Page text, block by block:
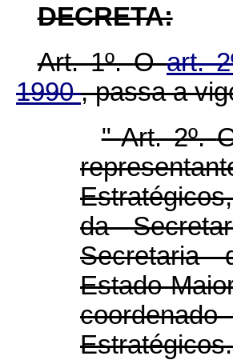
DECRETA:
Art. 1º.Oart.
1990, passa a
"Art. 2º.
da
Secretaria
Estado-